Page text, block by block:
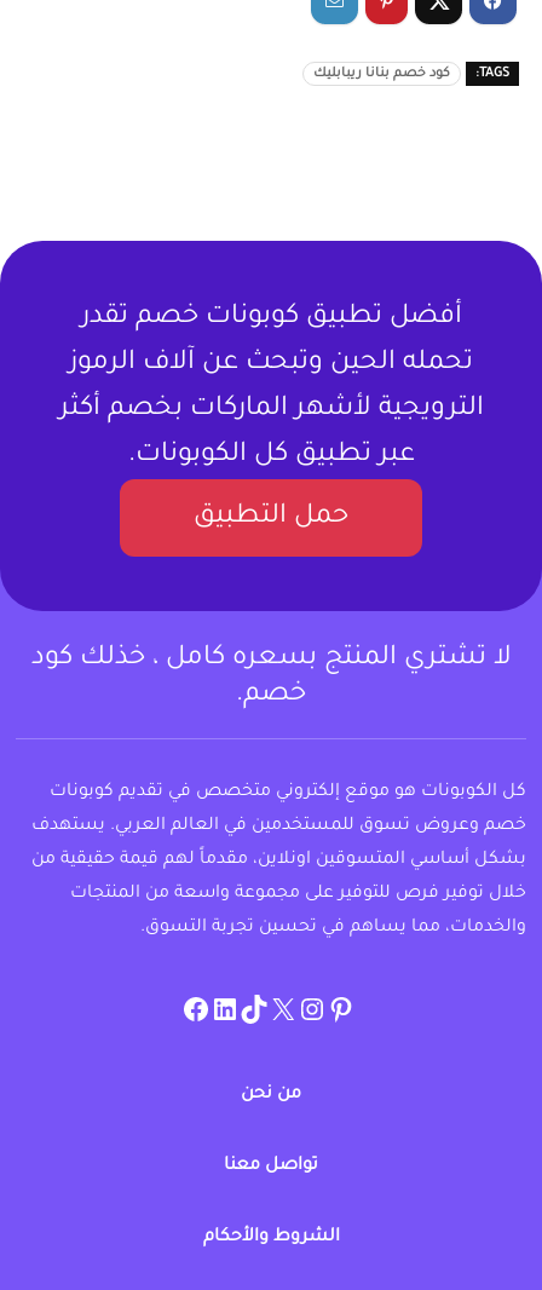
TAGS: كود خصم بنانا ريبابليك
أفضل تطبيق كوبونات خصم تقدر
تحمله الحين وتبحث عن آلاف الرموز
الترويجية لأشهر الماركات بخصم أكثر
عبر تطبيق كل الكوبونات.
حمل التطبيق
لا تشتري المنتج بسعره كامل ، خذلك كود
خصم.
كل الكوبونات هو موقع إلكتروني متخصص في تقديم كوبونات
خصم وعروض تسوق للمستخدمين في العالم العربي. يستهدف
بشكل أساسي المتسوقين اونلاين، مقدماً لهم قيمة حقيقية من
خلال توفير فرص للتوفير على مجموعة واسعة من المنتجات
والخدمات، مما يساهم في تحسين تجربة التسوق.
pinterest
allcouponat
twitter
TikTok
linkedin
facebook
من نحن
تواصل معنا
الشروط والأحكام